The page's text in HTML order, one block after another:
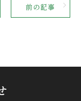
前の記事